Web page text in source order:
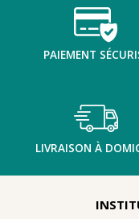
PAIEMENT
LIVRAISON À